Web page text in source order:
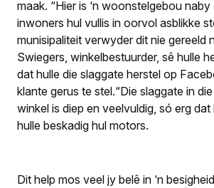
maak. “Hier is ‘n woonstelgebou
inwoners hul vullis in oorvol asblikke
munisipaliteit verwyder dit nie gereeld
Swiegers, winkelbestuurder, sê hulle
dat hulle die slaggate herstel op
klante gerus te stel.“Die slaggate in
winkel is diep en veelvuldig, só erg dat
hulle beskadig hul motors.
Dit help mos veel jy belê in ‘n